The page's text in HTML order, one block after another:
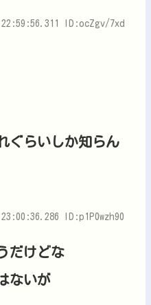
ID:ocZgv/7xd
ぐらいしか知らん
ID:p1P0wzh90
だけどな
ないが